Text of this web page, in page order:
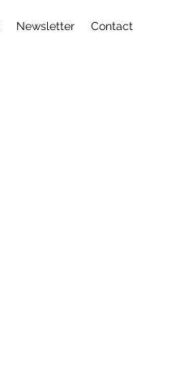
Newsletter Contact